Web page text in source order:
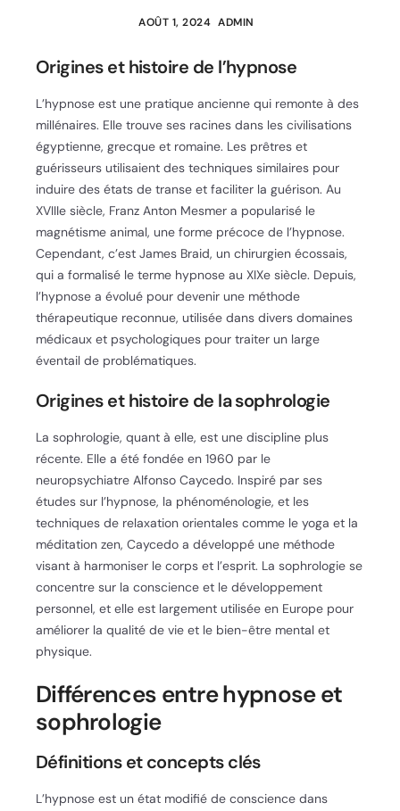
AOÛT 1, 2024 ADMIN
Origines et histoire de l’hypnose
L’hypnose est une pratique ancienne qui remonte à des
millénaires. Elle trouve ses racines dans les civilisations
égyptienne, grecque et romaine. Les prêtres et
guérisseurs utilisaient des techniques similaires pour
induire des états de transe et faciliter la guérison. Au
XVIIIe siècle, Franz Anton Mesmer a popularisé le
magnétisme animal, une forme précoce de l’hypnose.
Cependant, c’est James Braid, un chirurgien écossais,
qui a formalisé le terme hypnose au XIXe siècle. Depuis,
l’hypnose a évolué pour devenir une méthode
thérapeutique reconnue, utilisée dans divers domaines
médicaux et psychologiques pour traiter un large
éventail de problématiques.
Origines et histoire de la sophrologie
La sophrologie, quant à elle, est une discipline plus
récente. Elle a été fondée en 1960 par le
neuropsychiatre Alfonso Caycedo. Inspiré par ses
études sur l’hypnose, la phénoménologie, et les
techniques de relaxation orientales comme le yoga et la
méditation zen, Caycedo a développé une méthode
visant à harmoniser le corps et l’esprit. La sophrologie se
concentre sur la conscience et le développement
personnel, et elle est largement utilisée en Europe pour
améliorer la qualité de vie et le bien-être mental et
physique.
Différences entre hypnose et
sophrologie
Définitions et concepts clés
L’hypnose est un état modifié de conscience dans